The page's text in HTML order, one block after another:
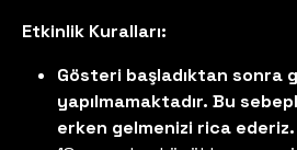
Etkinlik Kuralları:
Gösteri başladıktan sonra
yapılmamaktadır. Bu
erken gelmenizi rica ederiz.